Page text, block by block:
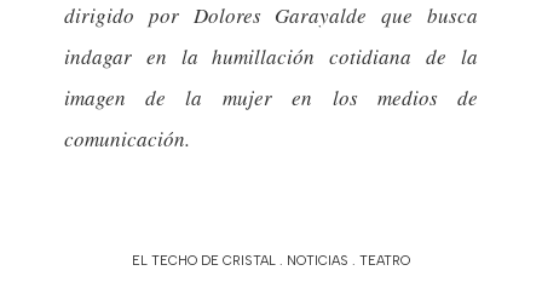
dirigido por Dolores Garayalde que busca
indagar en la humillación cotidiana de la
imagen de la mujer en los medios de
comunicación.
EL TECHO DE CRISTAL. NOTICIAS . TEATRO